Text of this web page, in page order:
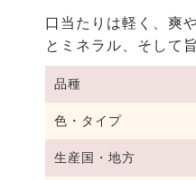
口当たりは軽く、爽
とミネラル、そして
品種
色・タイプ
生産国・地方